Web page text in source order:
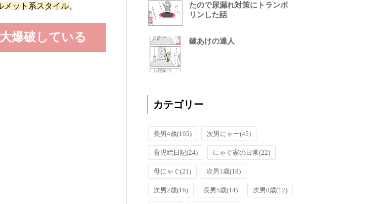
メット系スタイル。
爆破している
たので尿漏れ対策にトランポ
リンした話
鍵あけの達人
カテゴリー
長男4歳(105) 次男にゃー(45)
育児絵日記(24) にゃぐ家の日常(22)
母にゃぐ(21) 次男1歳(18)
次男2歳(16) 長男5歳(14) 次男0歳(12)